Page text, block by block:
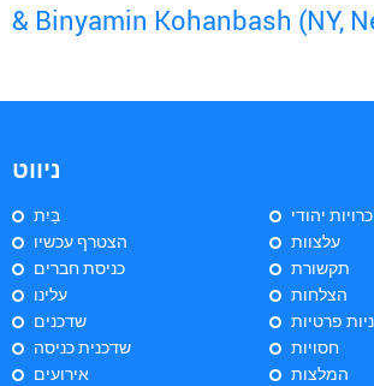
& Binyamin Kohanbash (NY,
ניווט
בַּיִת
הצטרף עכשיו
כניסת חברים
עלינו
שדכנים
שדכנית כניסה
אירועים
יהודי
עלצוות
תקשורת
הצלחות
פרטיות
חסויות
המלצות